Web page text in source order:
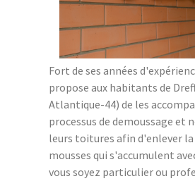
Fort de ses années
propose aux habitants de
Atlantique-44) de les
processus de demoussage et
leurs toitures afin d'enlever la
mousses qui s'accumulent
vous soyez particulier ou